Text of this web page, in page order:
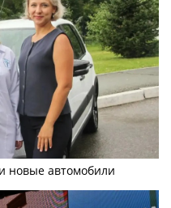
новые автомобили